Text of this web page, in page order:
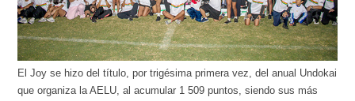
El Joy se hizo del título, por trigésima primera vez, del anual Undokai
que organiza la AELU, al acumular 1 509 puntos, siendo sus más